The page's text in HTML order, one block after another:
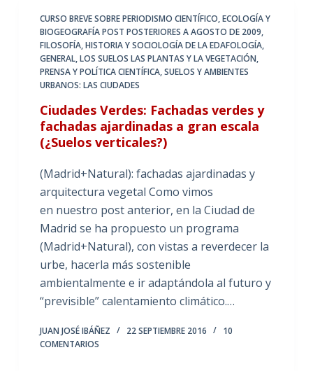
CURSO BREVE SOBRE PERIODISMO CIENTÍFICO,ECOLOGÍA Y
BIOGEOGRAFÍA POST POSTERIORES A AGOSTO DE 2009,
FILOSOFÍA, HISTORIA Y SOCIOLOGÍA DE LA EDAFOLOGÍA,
GENERAL,LOS SUELOS LAS PLANTAS Y LA VEGETACIÓN,
PRENSA Y POLÍTICA CIENTÍFICA,SUELOS Y AMBIENTES
URBANOS: LAS CIUDADES
Ciudades Verdes: Fachadas verdes y
fachadas ajardinadas a gran escala
(¿Suelos verticales?)
(Madrid+Natural): fachadas ajardinadas y
arquitectura vegetal Como vimos
en nuestro post anterior, en la Ciudad de
Madrid se ha propuesto un programa
(Madrid+Natural), con vistas a reverdecer la
urbe, hacerla más sostenible
ambientalmente e ir adaptándola al futuro y
“previsible” calentamiento climático.…
JUAN JOSÉ IBÁÑEZ 22 SEPTIEMBRE 2016
10
COMENTARIOS